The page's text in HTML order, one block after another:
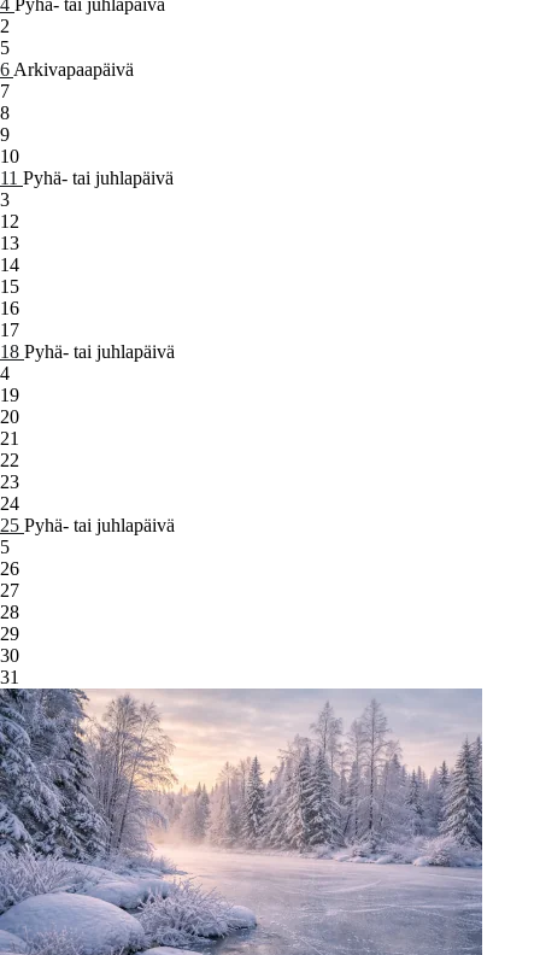
4 Pyhä- tai juhlapäivä
2
5
6 Arkivapaapäivä
7
8
9
10
11 Pyhä- tai juhlapäivä
3
12
13
14
15
16
17
18 Pyhä- tai juhlapäivä
4
19
20
21
22
23
24
25 Pyhä- tai juhlapäivä
5
26
27
28
29
30
31